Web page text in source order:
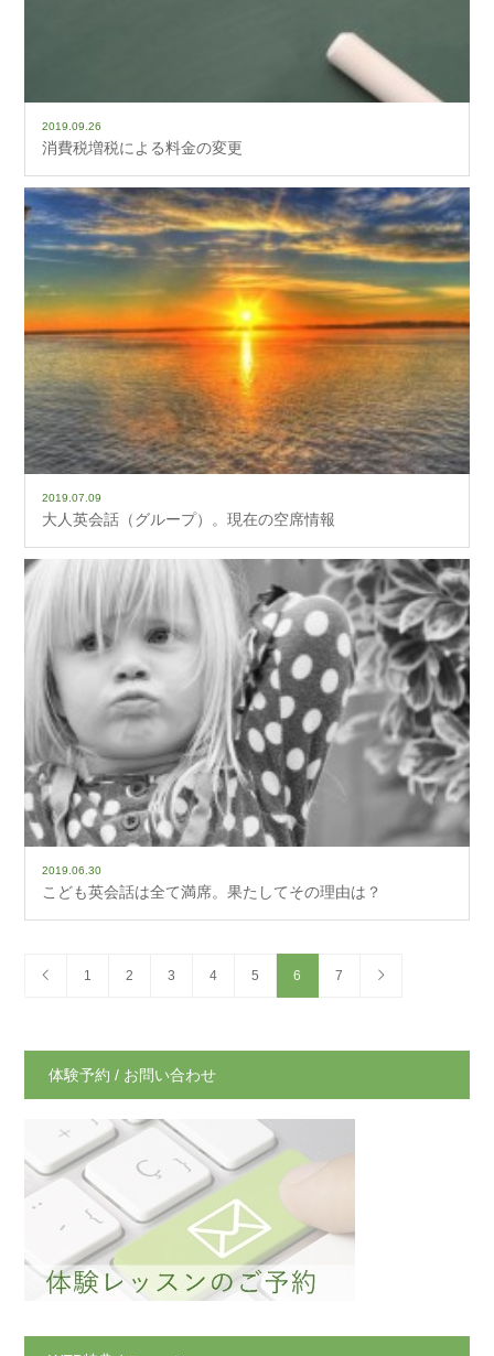
2019.09.26
消費税増税による料金の変更
2019.07.09
大人英会話（グループ）。現在の空席情報
2019.06.30
こども英会話は全て満席。果たしてその理由は？
1 2 3 4 5 6 7
体験予約 / お問い合わせ